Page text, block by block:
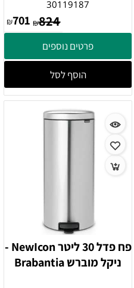
30119187
₪824
₪701
פרטים נוספים
הוסף לסל
פח פדל 30 ליטר NewIcon -
ניקל מוברש Brabantia